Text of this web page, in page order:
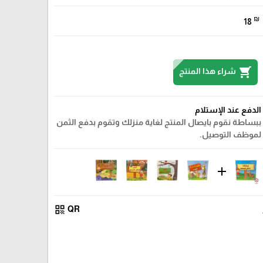
18 ₪
shopping_cart شراء هذا المنتج
الدفع عند الإستلام
ببساطة نقوم بايصال المنتج لغاية منزلك وتقوم بدفع الثمن
لموظف التوصيل.
add
QR
qr_code